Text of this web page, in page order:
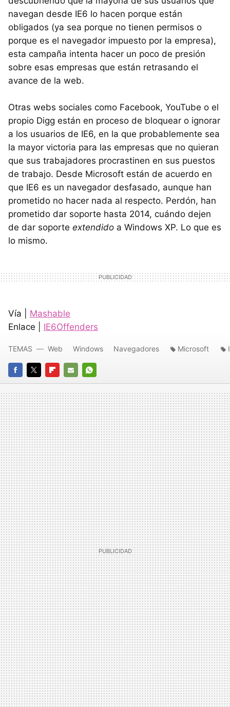
navegan desde IE6 lo hacen porque están
obligados (ya sea porque no tienen permisos o
porque es el navegador impuesto por la empresa),
esta campaña intenta hacer un poco de presión
sobre esas empresas que están retrasando el
avance de la web.
Otras webs sociales como Facebook, YouTube o el
propio Digg están en proceso de bloquear o ignorar
a los usuarios de IE6, en la que probablemente sea
la mayor victoria para las empresas que no quieran
que sus trabajadores procrastinen en sus puestos
de trabajo. Desde Microsoft están de acuerdo en
que IE6 es un navegador desfasado, aunque han
prometido no hacer nada al respecto. Perdón, han
prometido dar soporte hasta 2014, cuándo dejen
de dar soporte extendido a Windows XP. Lo que es
lo mismo.
Vía | Mashable
Enlace | IE6Offenders
FACEBOOK
TWITTERFLIPBOARD
E-
MAIL
WHATSAPP
TEMAS Web Windows Navegadores Microsoft